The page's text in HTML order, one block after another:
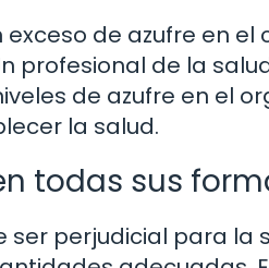
de azufre en
profesional de la
de azufre en el
la salud.
todas sus
ser perjudicial para